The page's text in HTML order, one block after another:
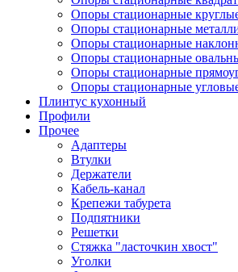
Опоры стационарные
Опоры стационарные
Опоры стационарные
Опоры стационарные
Опоры стационарные
Опоры стационарные
Плинтус кухонный
Профили
Прочее
Адаптеры
Втулки
Держатели
Кабель-канал
Крепежи табурета
Подпятники
Решетки
Стяжка "ласточкин хвост"
Уголки